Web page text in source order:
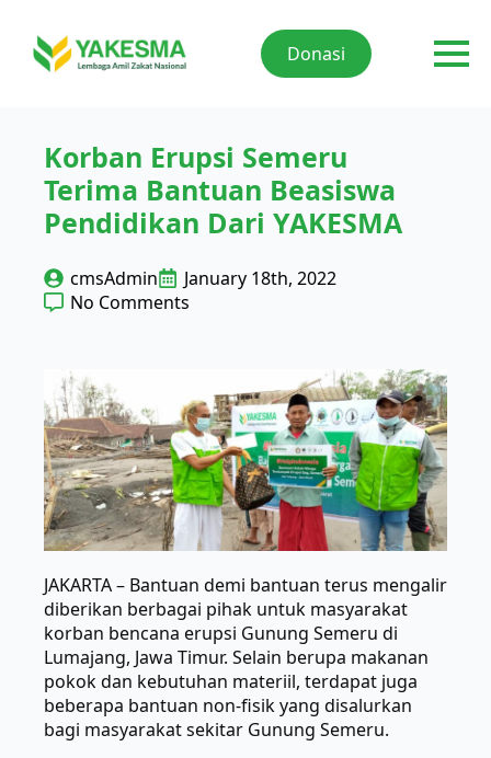
Donasi
Korban Erupsi Semeru
Terima Bantuan Beasiswa
Pendidikan Dari YAKESMA
cmsAdmin
January 18th, 2022
No Comments
JAKARTA – Bantuan demi bantuan terus mengalir
diberikan berbagai pihak untuk masyarakat
korban bencana erupsi Gunung Semeru di
Lumajang, Jawa Timur. Selain berupa makanan
pokok dan kebutuhan materiil, terdapat juga
beberapa bantuan non-fisik yang disalurkan
bagi masyarakat sekitar Gunung Semeru.